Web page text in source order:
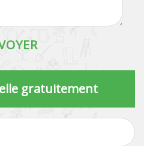
gratuitement